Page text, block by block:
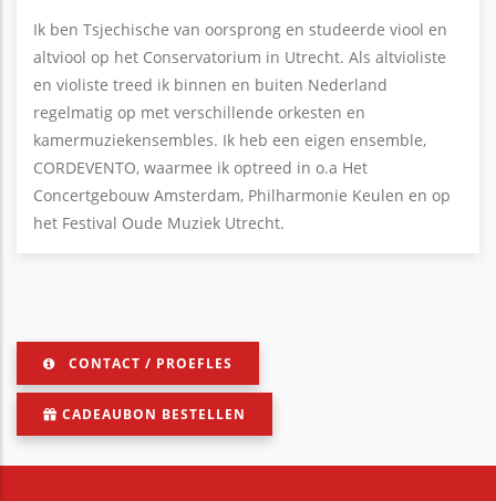
Ik ben Tsjechische van oorsprong en studeerde viool en
altviool op het Conservatorium in Utrecht. Als altvioliste
en violiste treed ik binnen en buiten Nederland
regelmatig op met verschillende orkesten en
kamermuziekensembles. Ik heb een eigen ensemble,
CORDEVENTO, waarmee ik optreed in o.a Het
Concertgebouw Amsterdam, Philharmonie Keulen en op
het Festival Oude Muziek Utrecht.
CONTACT / PROEFLES
CADEAUBON BESTELLEN